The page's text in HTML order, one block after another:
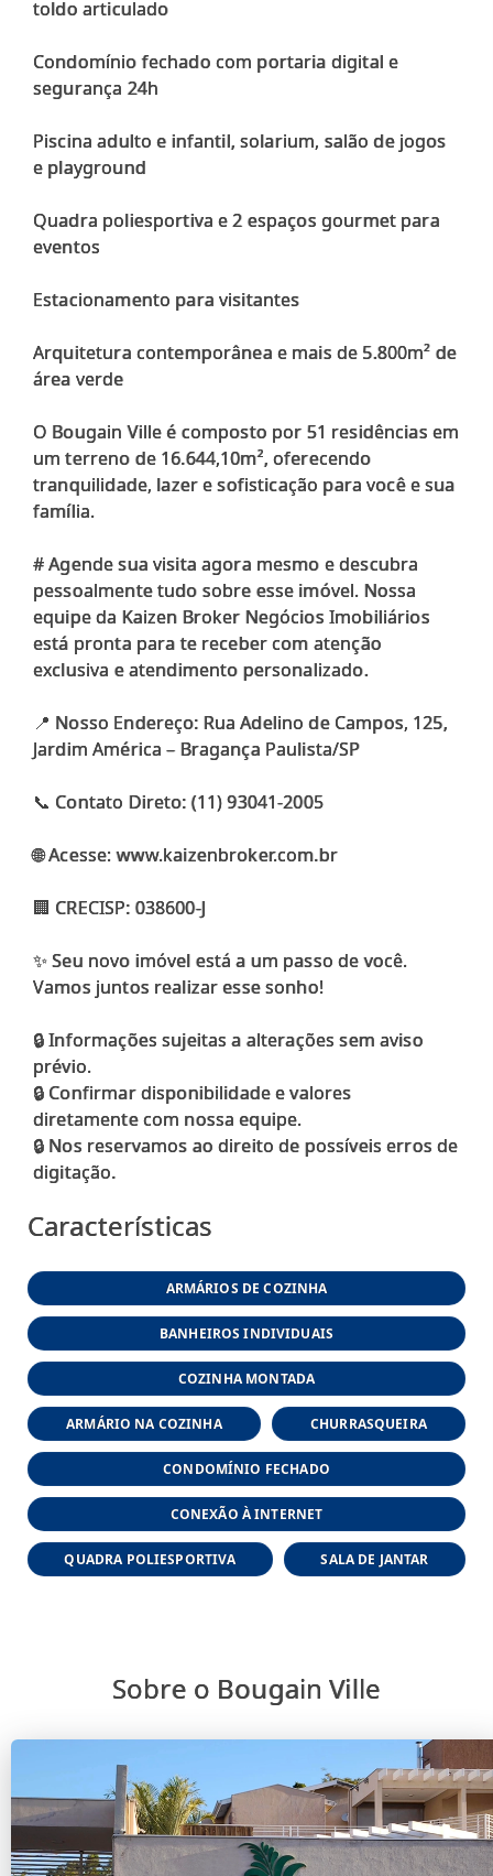
toldo articulado
Condomínio fechado com portaria digital e
segurança 24h
Piscina adulto e infantil, solarium, salão de jogos
e playground
Quadra poliesportiva e 2 espaços gourmet para
eventos
Estacionamento para visitantes
Arquitetura contemporânea e mais de 5.800m² de
área verde
O Bougain Ville é composto por 51 residências em
um terreno de 16.644,10m², oferecendo
tranquilidade, lazer e sofisticação para você e sua
família.
# Agende sua visita agora mesmo e descubra
pessoalmente tudo sobre esse imóvel. Nossa
equipe da Kaizen Broker Negócios Imobiliários
está pronta para te receber com atenção
exclusiva e atendimento personalizado.
📍 Nosso Endereço: Rua Adelino de Campos, 125,
Jardim América – Bragança Paulista/SP
📞 Contato Direto: (11) 93041-2005
🌐 Acesse: www.kaizenbroker.com.br
🏢 CRECISP: 038600-J
✨ Seu novo imóvel está a um passo de você.
Vamos juntos realizar esse sonho!
🔒 Informações sujeitas a alterações sem aviso
prévio.
🔒 Confirmar disponibilidade e valores
diretamente com nossa equipe.
🔒 Nos reservamos ao direito de possíveis erros de
Características
ARMÁRIOS DE COZINHA
BANHEIROS INDIVIDUAIS
COZINHA MONTADA
ARMÁRIO NA COZINHA CHURRASQUEIRA
CONDOMÍNIO FECHADO
CONEXÃO À INTERNET
QUADRA POLIESPORTIVA SALA DE JANTAR
Sobre o Bougain Ville